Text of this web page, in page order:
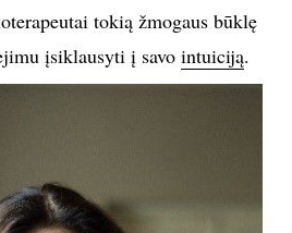
tokią žmogaus būklę
įsiklausyti į savo intuiciją.